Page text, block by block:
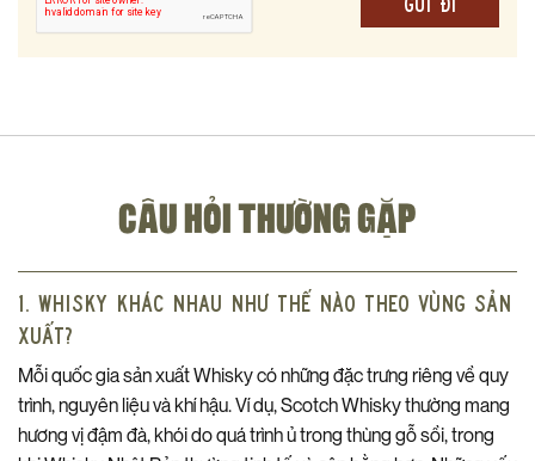
CÂU HỎI THƯỜNG GẶP
1. Whisky khác nhau như thế nào theo vùng sản
xuất?
Mỗi quốc gia sản xuất Whisky có những đặc trưng riêng về quy
trình, nguyên liệu và khí hậu. Ví dụ, Scotch Whisky thường mang
hương vị đậm đà, khói do quá trình ủ trong thùng gỗ sồi, trong